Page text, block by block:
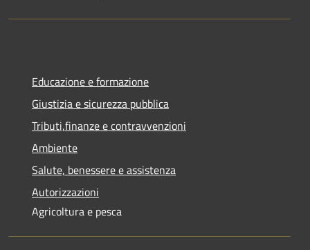
Educazione e formazione
Giustizia e sicurezza pubblica
Tributi,finanze e contravvenzioni
Ambiente
Salute, benessere e assistenza
Autorizzazioni
Agricoltura e pesca